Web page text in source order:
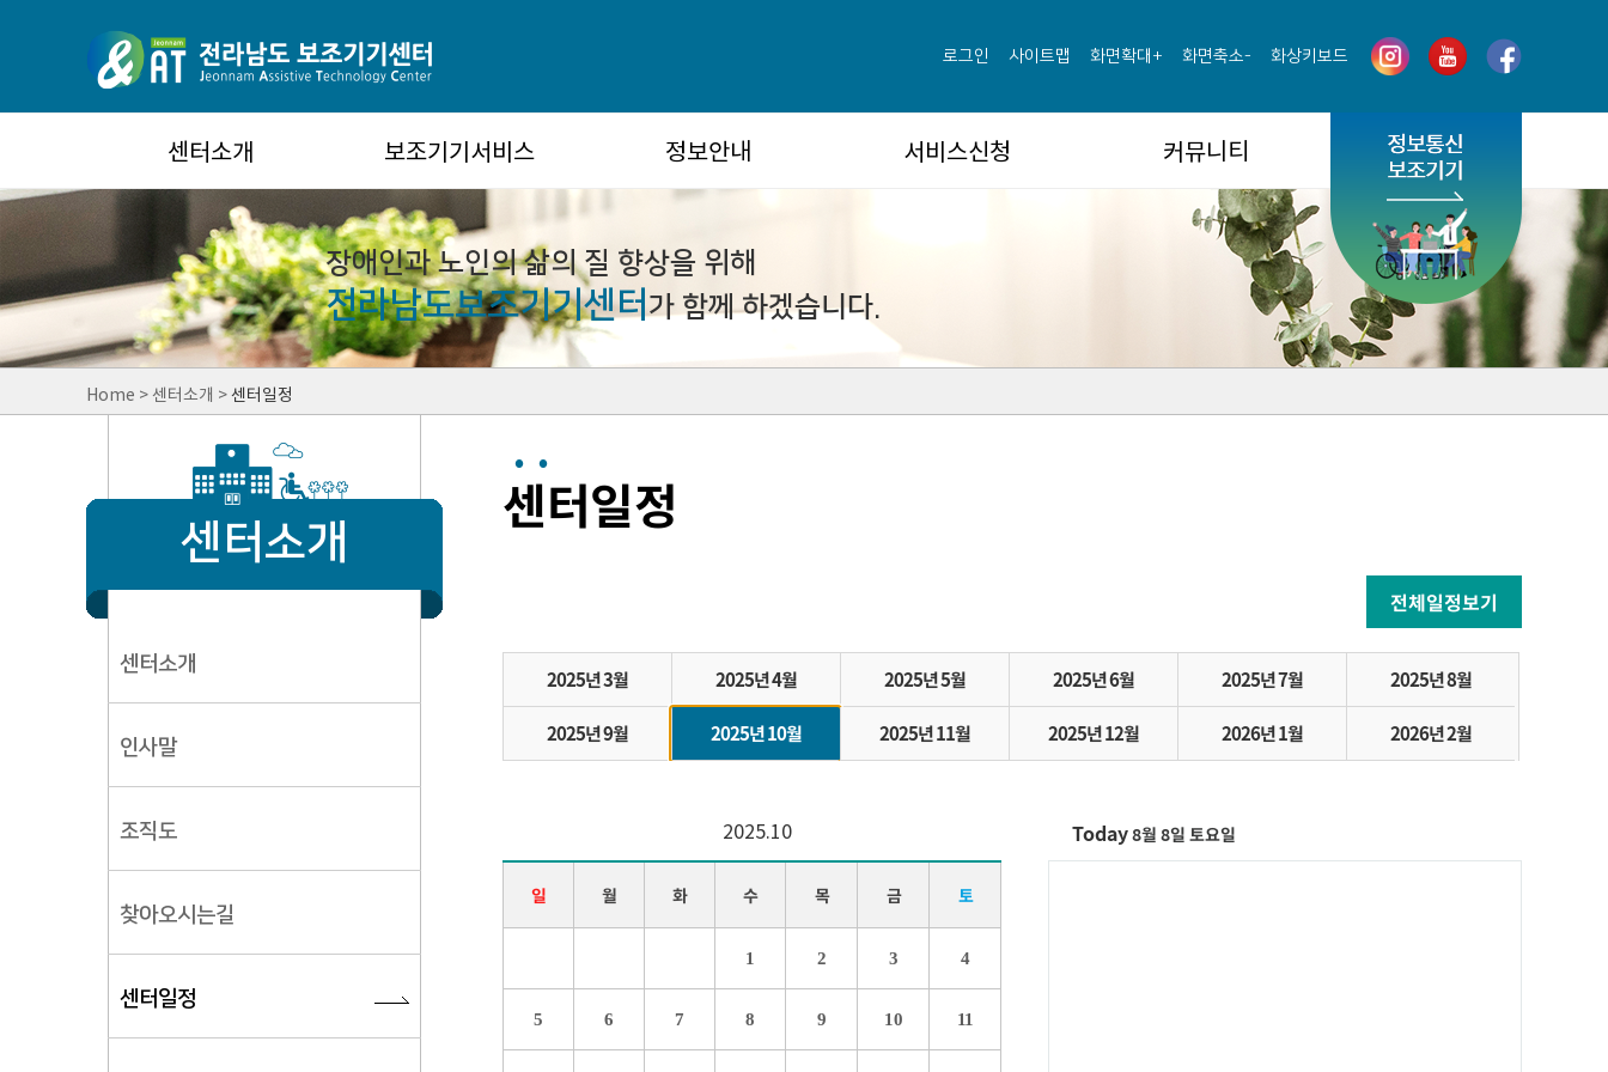
전라남도 보조기기센터로그인 사이트맵 화면확대+ 화면축소- 화상키보드
센터소개 보조기기서비스 정보안내 서비스신청 커뮤니티
장애인과 노인의 삶의 질 향상을 위해
전라남도보조기기센터가 함께 하겠습니다.
Home > 센터소개 >센터일정
센터소개
센터소개
인사말
조직도
찾아오시는길
센터일정
센터일정
전체일정보기
2025년 3월 2025년 4월 2025년 5월 2025년 6월 2025년 7월 2025년 8월
2025년 9월 2025년 10월 2025년 11월 2025년 12월 2026년 1월 2026년 2월
2025.10
일 월 화 수 목 금 토
1 2 3 4
5 6 7 8 9 10 11
Today8월 8일 토요일